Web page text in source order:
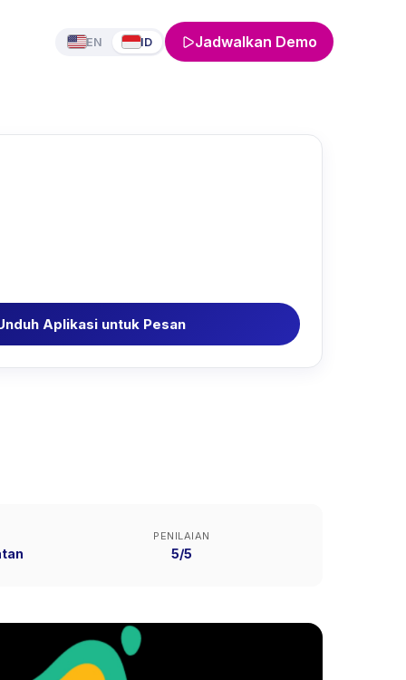
EN ID Jadwalkan Demo
Aplikasi untuk Pesan
PENILAIAN
5/5